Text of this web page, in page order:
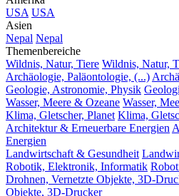
USA USA
Asien
Nepal Nepal
Themenbereiche
Wildnis, Natur, Tiere Wildnis, Natur,
Archäologie, Paläontologie, (...)
Geologie, Astronomie, Physik
Wasser, Meere & Ozeane Wasser,
Klima, Gletscher, Planet Klima,
Architektur & Erneuerbare Energien
Energien
Landwirtschaft & Gesundheit
Robotik, Elektronik, Informatik
Drohnen, Vernetzte Objekte, 3D-
Objekte, 3D-Drucker